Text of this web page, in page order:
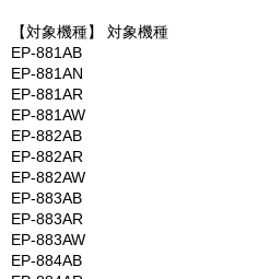
【対象機種】 対象機種
EP-881AB
EP-881AN
EP-881AR
EP-881AW
EP-882AB
EP-882AR
EP-882AW
EP-883AB
EP-883AR
EP-883AW
EP-884AB